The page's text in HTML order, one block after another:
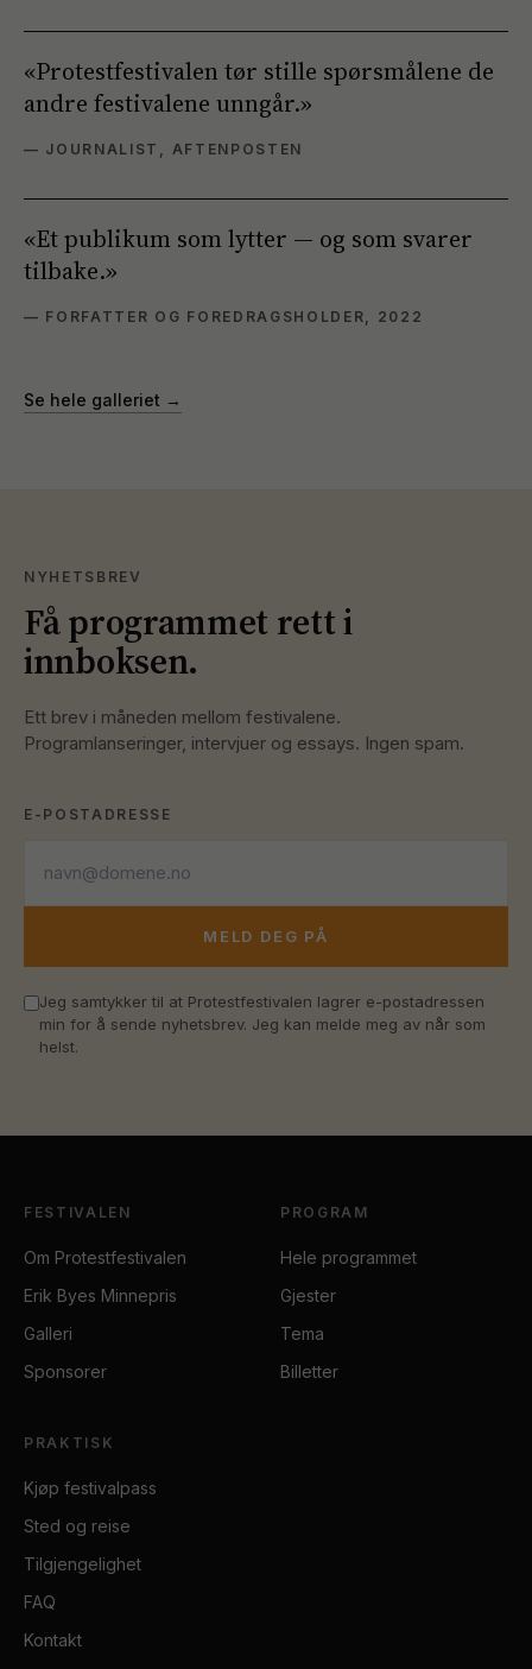
«Protestfestivalen tør stille spørsmålene de
andre festivalene unngår.»
— JOURNALIST, AFTENPOSTEN
«Et publikum som lytter — og som svarer
tilbake.»
— FORFATTER OG FOREDRAGSHOLDER, 2022
Se hele galleriet →
NYHETSBREV
Få programmet rett i
innboksen.
Ett brev i måneden mellom festivalene.
Programlanseringer, intervjuer og essays. Ingen spam.
E-POSTADRESSE
MELD DEG PÅ
Jeg samtykker til at Protestfestivalen lagrer e-postadressen
min for å sende nyhetsbrev. Jeg kan melde meg av når som
helst.
FESTIVALEN
Om Protestfestivalen
Erik Byes Minnepris
Galleri
Sponsorer
PROGRAM
Hele programmet
Gjester
Tema
Billetter
PRAKTISK
Kjøp festivalpass
Sted og reise
Tilgjengelighet
FAQ
Kontakt